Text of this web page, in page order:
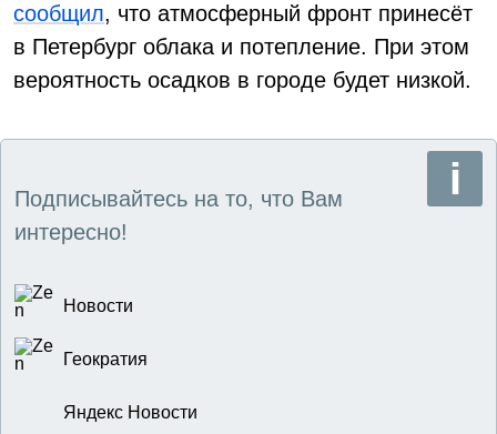
сообщил, что атмосферный фронт принесёт
в Петербург облака и потепление. При этом
вероятность осадков в городе будет низкой.
Подписывайтесь на то, что Вам
интересно!
Новости
Геократия
Яндекс Новости